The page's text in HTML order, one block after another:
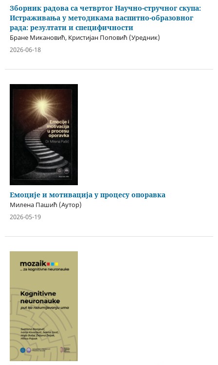
Зборник радова са четвртог Научно-стручног скупа:
Истраживања у методикама васпитно-образовног
рада: резултати и специфичности
Бране Микановић, Кристијан Поповић (Уредник)
2026-06-18
Емоције и мотивација у процесу опоравка
Милена Пашић (Аутор)
2026-05-19